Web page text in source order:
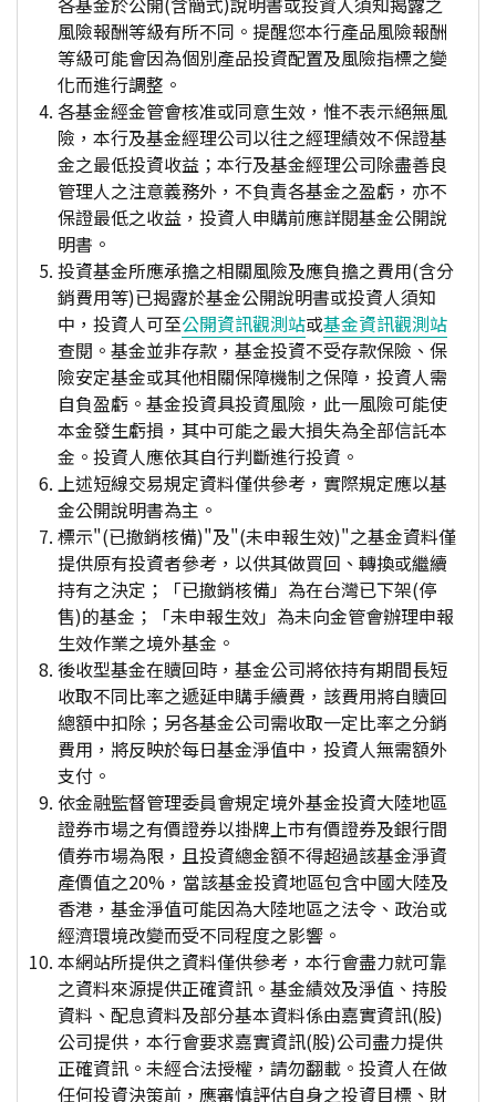
風險報酬等級有所不同。提醒您本行產品風險報酬
等級可能會因為個別產品投資配置及風險指標之變
化而進行調整。
各基金經金管會核准或同意生效，惟不表示絕無風
險，本行及基金經理公司以往之經理績效不保證基
金之最低投資收益；本行及基金經理公司除盡善良
管理人之注意義務外，不負責各基金之盈虧，亦不
保證最低之收益，投資人申購前應詳閱基金公開說
明書。
投資基金所應承擔之相關風險及應負擔之費用(含分
銷費用等)已揭露於基金公開說明書或投資人須知
中，投資人可至公開資訊觀測站或基金資訊觀測站
查閱。基金並非存款，基金投資不受存款保險、保
險安定基金或其他相關保障機制之保障，投資人需
自負盈虧。基金投資具投資風險，此一風險可能使
本金發生虧損，其中可能之最大損失為全部信託本
金。投資人應依其自行判斷進行投資。
上述短線交易規定資料僅供參考，實際規定應以基
金公開說明書為主。
標示"(已撤銷核備)"及"(未申報生效)"之基金資料僅
提供原有投資者參考，以供其做買回、轉換或繼續
持有之決定；「已撤銷核備」為在台灣已下架(停
售)的基金；「未申報生效」為未向金管會辦理申報
生效作業之境外基金。
後收型基金在贖回時，基金公司將依持有期間長短
收取不同比率之遞延申購手續費，該費用將自贖回
總額中扣除；另各基金公司需收取一定比率之分銷
費用，將反映於每日基金淨值中，投資人無需額外
支付。
依金融監督管理委員會規定境外基金投資大陸地區
證券市場之有價證券以掛牌上市有價證券及銀行間
債券市場為限，且投資總金額不得超過該基金淨資
產價值之20%，當該基金投資地區包含中國大陸及
香港，基金淨值可能因為大陸地區之法令、政治或
經濟環境改變而受不同程度之影響。
本網站所提供之資料僅供參考，本行會盡力就可靠
之資料來源提供正確資訊。基金績效及淨值、持股
資料、配息資料及部分基本資料係由嘉實資訊(股)
公司提供，本行會要求嘉實資訊(股)公司盡力提供
正確資訊。未經合法授權，請勿翻載。投資人在做
任何投資決策前，應審慎評估自身之投資目標、財